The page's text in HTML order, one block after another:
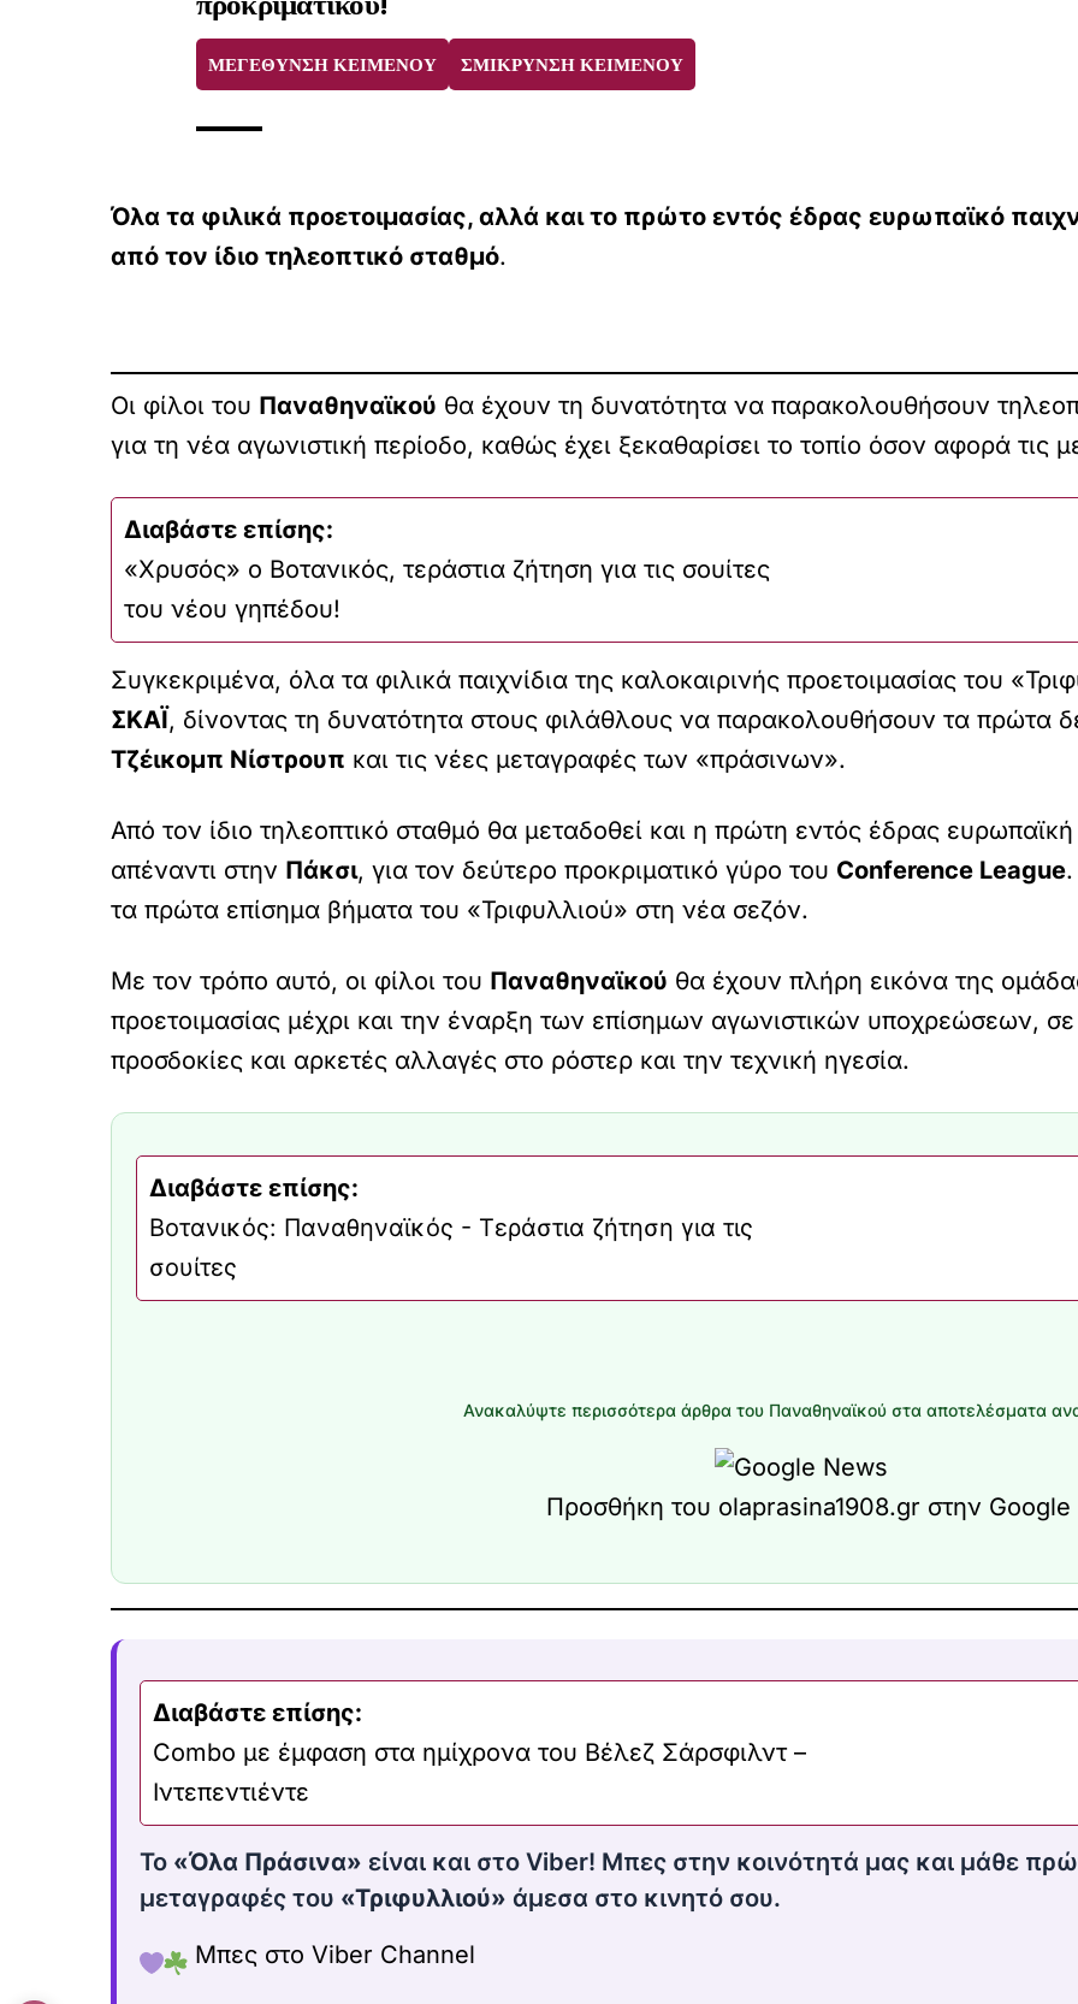
ΜΕΓΕΘΥΝΣΗ ΚΕΙΜΕΝΟΥ ΣΜΙΚΡΥΝΣΗ ΚΕΙΜΕΝΟΥ
Όλα τα φιλικά προετοιμασίας, αλλά και το πρώτο εντός έδρας ευρωπαϊκό
από τον ίδιο τηλεοπτικό σταθμό.
Οι φίλοι του Παναθηναϊκού θα έχουν τη δυνατότητα να παρακολουθήσουν
για τη νέα αγωνιστική περίοδο, καθώς έχει ξεκαθαρίσει το τοπίο όσον αφορά τις
Διαβάστε επίσης:
«Χρυσός» ο Βοτανικός, τεράστια ζήτηση για τις σουίτες
του νέου γηπέδου!
Συγκεκριμένα, όλα τα φιλικά παιχνίδια της καλοκαιρινής προετοιμασίας του
ΣΚΑΪ, δίνοντας τη δυνατότητα στους φιλάθλους να παρακολουθήσουν τα πρώτα
Τζέικομπ Νίστρουπ και τις νέες μεταγραφές των «πράσινων».
Από τον ίδιο τηλεοπτικό σταθμό θα μεταδοθεί και η πρώτη εντός έδρας
απέναντι στην Πάκσι, για τον δεύτερο προκριματικό γύρο του Conference League
τα πρώτα επίσημα βήματα του «Τριφυλλιού» στη νέα σεζόν.
Με τον τρόπο αυτό, οι φίλοι του Παναθηναϊκού θα έχουν πλήρη εικόνα της
προετοιμασίας μέχρι και την έναρξη των επίσημων αγωνιστικών υποχρεώσεων,
προσδοκίες και αρκετές αλλαγές στο ρόστερ και την τεχνική ηγεσία.
Διαβάστε επίσης:
Βοτανικός: Παναθηναϊκός - Τεράστια ζήτηση για τις
σουίτες
Ανακαλύψτε περισσότερα άρθρα του Παναθηναϊκού στα αποτελέσματα
Προσθήκη του olaprasina1908.gr στην Google
Διαβάστε επίσης:
Combo με έμφαση στα ημίχρονα του Βέλεζ Σάρσφιλντ –
Ιντεπεντιέντε
Το «Όλα Πράσινα» είναι και στο Viber! Μπες στην κοινότητά μας και μάθε
μεταγραφές του «Τριφυλλιού» άμεσα στο κινητό σου.
Μπες στο Viber Channel